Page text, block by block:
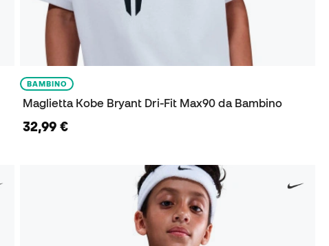
BAMBINO
Maglietta Kobe Bryant Dri-Fit Max90 da Bambino
32,99 €